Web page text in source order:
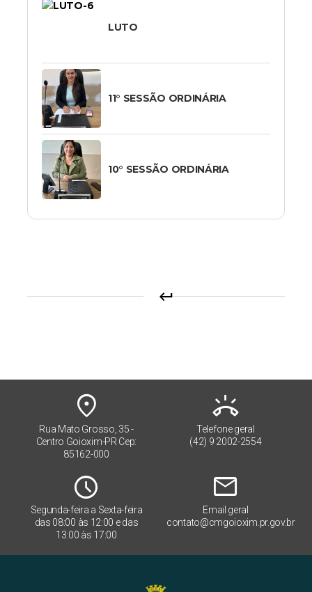
LUTO
11° SESSÃO ORDINÁRIA
10° SESSÃO ORDINÁRIA
keyboard_return
place
Rua Mato Grosso, 35 -
Centro Goioxim-PR Cep:
85162-000
ring_volume
Telefone geral
(42) 9 2002-2554
Schedule
Segunda-feira a Sexta-feira
das 08:00 às 12:00 e das
13:00 às 17:00
mail
Email geral
contato@cmgoioxim.pr.gov.br